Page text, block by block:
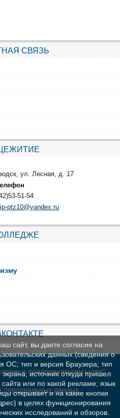
СВЯЗЬ
ул. Лесная, д. 17
51-54
ptz10@yandex.ru
и предпринимательства"
персональных данных
сайт, вы даете согласие на
данных (сведения о
ОС; тип и версия Браузера; тип
источник откуда пришел
сайта или по какой рекламе; язык
открывает и на какие кнопки
в целях функционирования
исследований и обзоров.